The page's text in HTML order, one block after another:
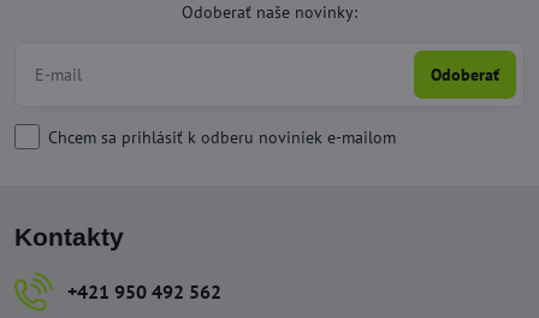
Odoberať naše novinky:
Odoberať
Chcem sa prihlásiť k odberu noviniek e-mailom
Kontakty
+421 950 492 562